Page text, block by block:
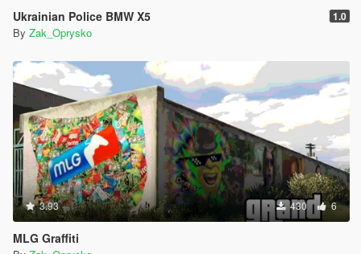
Ukrainian Police BMW X5 1.0
By Zak_Oprysko
3.93 430 6
MLG Graffiti